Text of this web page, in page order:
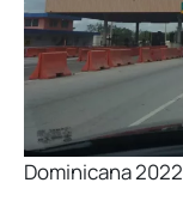
Dominicana 2022